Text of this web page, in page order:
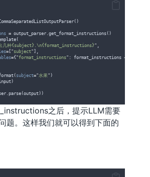
= output_parser.get_format_instructions()
几种{subject}.\n{format_instructions}"
= " subject"
={ " format_instructions" : format_instructions +
subject="水果" )
之后，提示LLM需要
题。这样我们就可以得到下面的